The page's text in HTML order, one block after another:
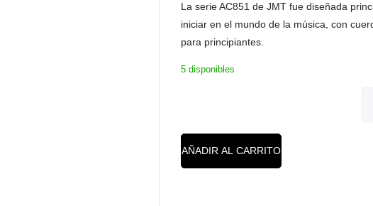
La serie AC851 de JMT fue diseñada
iniciar en el mundo de la música, con
para principiantes.
5 disponibles
AÑADIR AL CARRITO